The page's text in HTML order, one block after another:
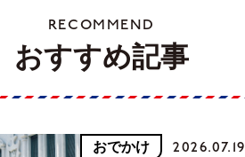
RECOMMEND
おすすめ記事
おでかけ 2026.07.19